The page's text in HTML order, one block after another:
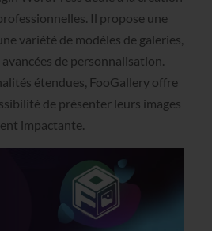
Il propose une
variété de modèles de galeries,
de personnalisation.
étendues, FooGallery offre
de présenter leurs images
impactante.